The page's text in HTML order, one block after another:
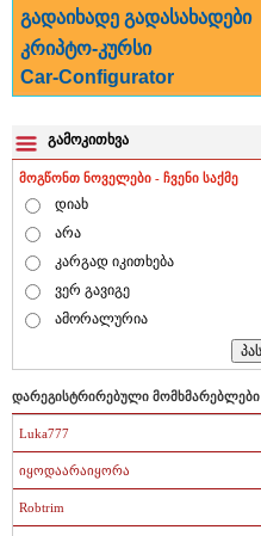
გადაიხადე გადასახადები
კრიპტო-კურსი
Car-Configurator
გამოკითხვა
მოგწონთ ნოველები - ჩვენი საქმე
დიახ
არა
კარგად იკითხება
ვერ გავიგე
ამორალურია
დარეგისტრირებული მომხმარებლები
Luka777
იყოდაარაიყორა
Robtrim